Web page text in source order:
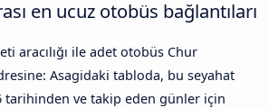
en ucuz otobüs bağlantıları
aracılığı ile adet otobüs Chur
Asagidaki tabloda, bu seyahat
tarihinden ve takip eden günler için